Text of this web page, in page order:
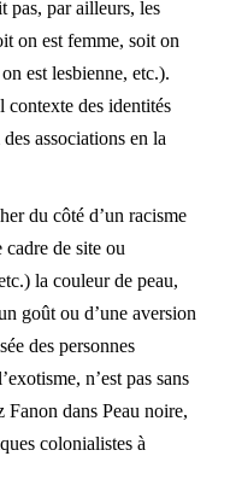
pas, par ailleurs, les
on est femme, soit on
est lesbienne, etc.).
contexte des identités
associations en la
du côté d’un racisme
de site ou
la couleur de peau,
goût ou d’une aversion
des personnes
n’est pas sans
Fanon dans Peau noire,
colonialistes à